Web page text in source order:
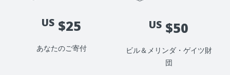
US $25
あなたのご寄付
US $50
ビル＆メリンダ・ゲイツ財
団